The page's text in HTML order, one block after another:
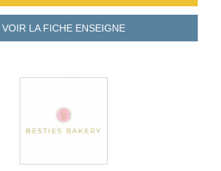
VOIR LA FICHEENSEIGNE